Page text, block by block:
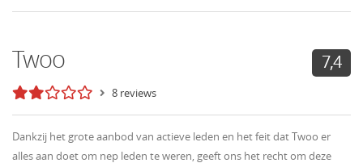
Twoo 7,4
8 reviews
Dankzij het grote aanbod van actieve leden en het feit dat Twoo er
alles aan doet om nep leden te weren, geeft ons het recht om deze